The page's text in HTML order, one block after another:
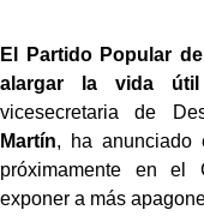
El Partido Popular
alargar la vida útil
vicesecretaria de
Martín, ha anunciado
próximamente en el
exponer a más